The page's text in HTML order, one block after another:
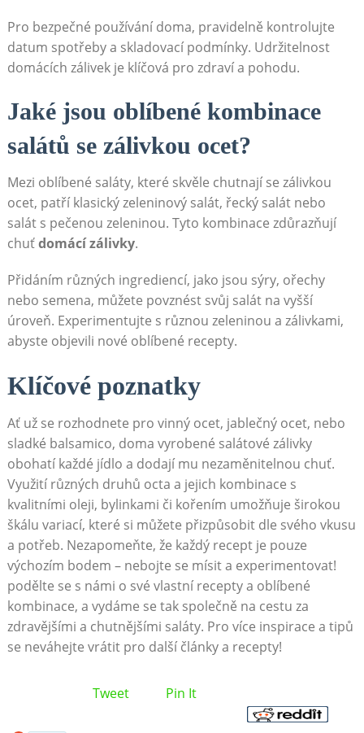
Pro bezpečné používání doma, pravidelně kontrolujte
datum spotřeby a skladovací podmínky. Udržitelnost
domácích‍ zálivek je klíčová pro zdraví a pohodu.
Jaké jsou oblíbené kombinace
salátů se zálivkou ocet?
Mezi oblíbené saláty, které skvěle chutnají ‌se zálivkou
ocet, patří klasický zeleninový salát, řecký salát nebo
salát s pečenou zeleninou. Tyto kombinace zdůrazňují
chuťdomácí zálivky.
Přidáním různých ingrediencí, jako jsou sýry, ořechy
nebo semena,‌ můžete povznést ‍svůj salát na vyšší
úroveň.⁢ Experimentujte s různou zeleninou ‍a zálivkami,
abyste ⁤objevili nové ⁤oblíbené recepty.
Klíčové poznatky
Ať ‌už se ⁣rozhodnete pro vinný ocet, jablečný ocet, nebo
sladké balsamico, doma vyrobené salátové zálivky
obohatí každé jídlo a dodají mu nezaměnitelnou chuť.
Využití různých druhů octa a⁢ jejich kombinace s
kvalitními oleji, bylinkami či kořením umožňuje⁢ širokou‍
škálu ⁣variací, které‌ si můžete přizpůsobit ​dle svého vkusu⁢
a potřeb. Nezapomeňte, že každý ⁤recept je pouze
výchozím bodem – nebojte se mísit a experimentovat!
podělte se s námi o své vlastní recepty a oblíbené
kombinace, a ‍vydáme se tak společně na cestu za
zdravějšími a chutnějšími saláty. Pro více inspirace a tipů
se neváhejte ⁤vrátit pro další články a recepty!
Tweet Pin It